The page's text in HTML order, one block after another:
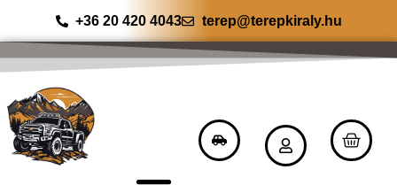
+36 20 420 4043 terep@terepkiraly.hu